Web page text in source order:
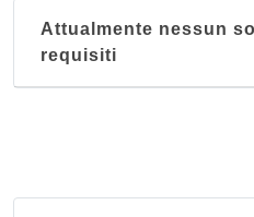
Attualmente nessun
requisiti